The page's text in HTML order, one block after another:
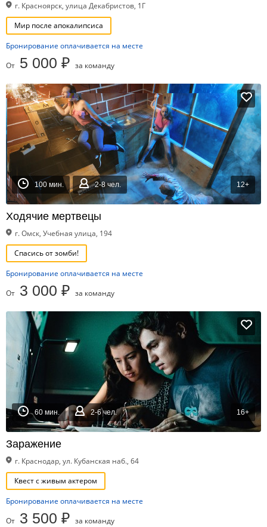
г. Красноярск, улица Декабристов, 1Г
Мир после апокалипсиса
Бронирование оплачивается на месте
От 5 000 ₽ за команду
100 мин. 2-8 чел. 12+
Ходячие мертвецы
г. Омск, Учебная улица, 194
Спасись от зомби!
Бронирование оплачивается на месте
От 3 000 ₽ за команду
60 мин. 2-6 чел. 16+
Заражение
г. Краснодар, ул. Кубанская наб., 64
Квест с живым актером
Бронирование оплачивается на месте
От 3 500 ₽ за команду